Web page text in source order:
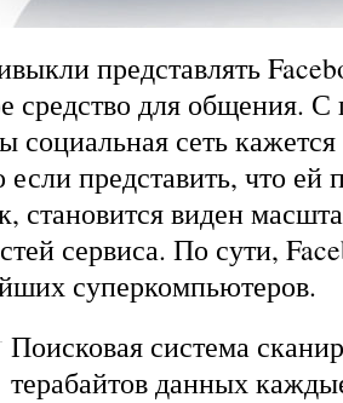
представлять
средство для общения. С
социальная сеть
представить, что ей
становится виден
сервиса. По сути,
суперкомпьютеров.
Поисковая система
терабайтов данных